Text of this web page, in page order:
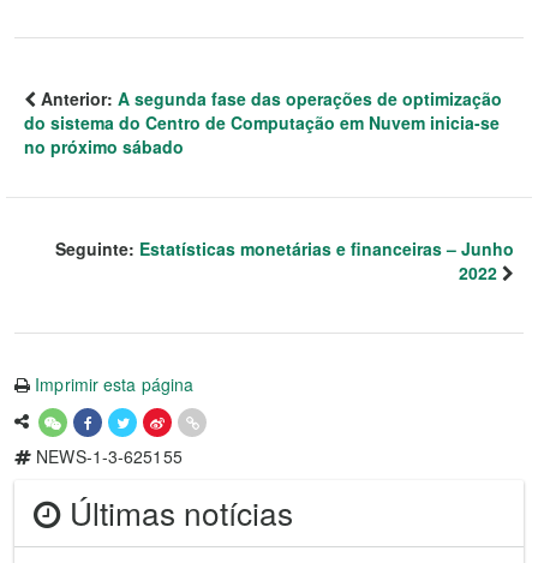
Anterior: A segunda fase das operações de optimização
do sistema do Centro de Computação em Nuvem inicia-se
no próximo sábado
Seguinte: Estatísticas monetárias e financeiras – Junho
2022
Imprimir esta página
NEWS-1-3-625155
Últimas notícias